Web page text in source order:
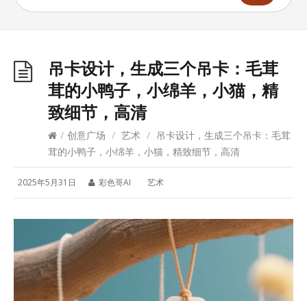
吊卡设计，生成三个吊卡：毛茸
茸的小鸭子，小绵羊，小猫，精
致细节，高清
/ 创意广场 / 艺术 / 吊卡设计，生成三个吊卡：毛茸
茸的小鸭子，小绵羊，小猫，精致细节，高清
2025年5月31日 彩色哥AI 艺术